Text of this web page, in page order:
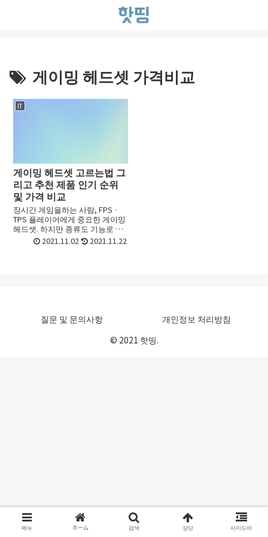
게이밍 헤드셋 가격비교
IT
게이밍 헤드셋 고르는법 그
리고 추천 제품 인기 순위
및 가격 비교
장시간 게임을하는 사람, FPS ·
TPS 플레이어에게 중요한 게이밍
헤드셋. 하지만 종류도 기능로 많
아서 어떤 게이밍 헤드셋를 골라
야 할지 선택하기가 어려울 때가
2021.11.02 2021.11.22
질문 및 문의사항
개인정보 처리방침
© 2021 핫띵.
메뉴 ホーム 검색 상단 사이드바